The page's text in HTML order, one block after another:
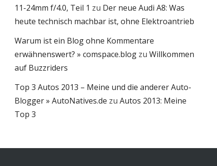
11-24mm f/4.0, Teil 1 zu Der neue Audi A8: Was
heute technisch machbar ist, ohne Elektroantrieb
Warum ist ein Blog ohne Kommentare
erwähnenswert? » comspace.blog zu Willkommen
auf Buzzriders
Top 3 Autos 2013 – Meine und die anderer Auto-
Blogger » AutoNatives.de zu Autos 2013: Meine
Top 3